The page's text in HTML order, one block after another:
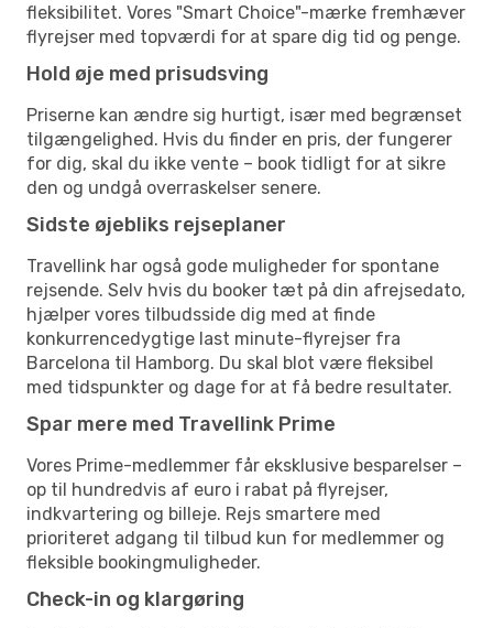
fleksibilitet. Vores "Smart Choice"-mærke fremhæver
flyrejser med topværdi for at spare dig tid og penge.
Hold øje med prisudsving
Priserne kan ændre sig hurtigt, især med begrænset
tilgængelighed. Hvis du finder en pris, der fungerer
for dig, skal du ikke vente – book tidligt for at sikre
den og undgå overraskelser senere.
Sidste øjebliks rejseplaner
Travellink har også gode muligheder for spontane
rejsende. Selv hvis du booker tæt på din afrejsedato,
hjælper vores tilbudsside dig med at finde
konkurrencedygtige last minute-flyrejser fra
Barcelona til Hamborg. Du skal blot være fleksibel
med tidspunkter og dage for at få bedre resultater.
Spar mere med Travellink Prime
Vores Prime-medlemmer får eksklusive besparelser –
op til hundredvis af euro i rabat på flyrejser,
indkvartering og billeje. Rejs smartere med
prioriteret adgang til tilbud kun for medlemmer og
fleksible bookingmuligheder.
Check-in og klargøring